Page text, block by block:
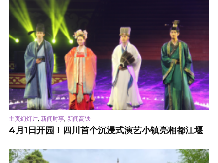
主页幻灯片, 新闻时事, 新闻高铁
4月1日开园！四川首个沉浸式演艺小镇亮相都江堰